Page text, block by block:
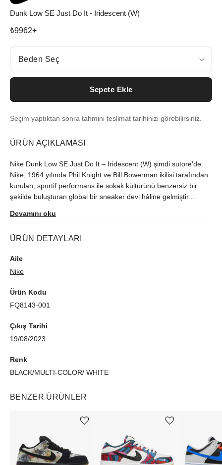
Dunk Low SE Just Do It - Iridescent (W)
₺9962+
Beden Seç
Beden Seç
Sepete Ekle
Seçim yaptıktan sonra tahmini teslimat tarihinizi görebilirsiniz.
ÜRÜN AÇIKLAMASI
Nike Dunk Low SE Just Do It – Iridescent (W) şimdi sutore'de.
Nike, 1964 yılında Phil Knight ve Bill Bowerman ikilisi tarafından
kurulan, sportif performans ile sokak kültürünü benzersiz bir
şekilde buluşturan global bir sneaker devi hâline gelmiştir.
orijinallik kontrolünün ardından size ulaştırılır.
Devamını oku
ÜRÜN DETAYLARI
Aile
Nike
Ürün Kodu
FQ8143-001
Çıkış Tarihi
19/08/2023
Renk
BLACK/MULTI-COLOR/ WHITE
BENZER ÜRÜNLER
Ürünü istek listesine ekle veya listeden çıkar Ürünü istek listesine ekle veya listeden çıkar